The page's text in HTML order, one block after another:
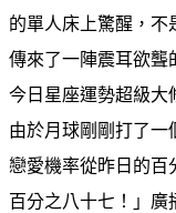
的單人床上驚醒，不
傳來了一陣震耳欲聾
今日星座運勢超級大
由於月球剛剛打了一
戀愛機率從昨日的百
百分之八十七！」廣